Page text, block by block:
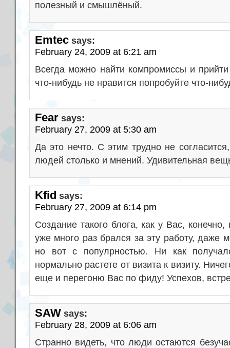
полезный и смышлёный.
Emtec says:
February 24, 2009 at 6:21 am
Всегда можно найти компромиссы и
что-нибудь не нравится попробуйте что-
Fear says:
February 27, 2009 at 5:30 am
Да это нечто. С этим трудно не
людей столько и мнений. Удивительная
Kfid says:
February 27, 2009 at 6:14 pm
Создание такого блога, как у Вас,
уже много раз брался за эту работу, даже
но вот с популрностью. Ни как
нормально растете от визита к визиту.
еще и перегоню Вас по фиду! Успехов,
SAW says:
February 28, 2009 at 6:06 am
Странно видеть, что люди остаются